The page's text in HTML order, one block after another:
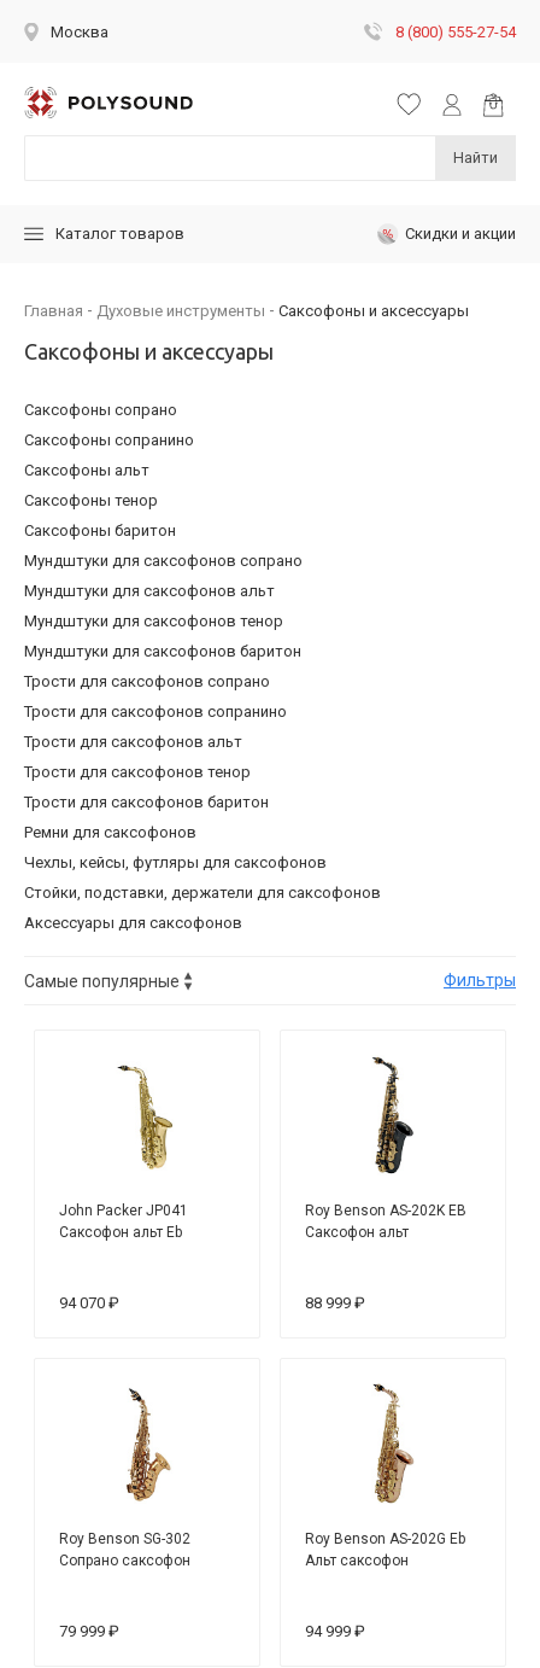
Москва 8 (800) 555-27-54
Найти
Каталог товаров Скидки и акции
Главная Духовые инструменты Саксофоны и аксессуары
Саксофоны и аксессуары
Саксофоны сопрано
Саксофоны сопранино
Саксофоны альт
Саксофоны тенор
Саксофоны баритон
Мундштуки для саксофонов сопрано
Мундштуки для саксофонов альт
Мундштуки для саксофонов тенор
Мундштуки для саксофонов баритон
Трости для саксофонов сопрано
Трости для саксофонов сопранино
Трости для саксофонов альт
Трости для саксофонов тенор
Трости для саксофонов баритон
Ремни для саксофонов
Чехлы, кейсы, футляры для саксофонов
Стойки, подставки, держатели для саксофонов
Аксессуары для саксофонов
Фильтры
John Packer JP041
Саксофон альт Eb
94 070 ₽
Roy Benson AS-202K EB
Саксофон альт
88 999 ₽
Roy Benson SG-302
Сопрано саксофон
79 999 ₽
Roy Benson AS-202G Eb
Альт саксофон
94 999 ₽